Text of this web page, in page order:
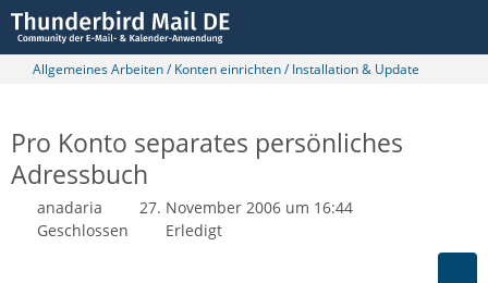
Allgemeines Arbeiten / Konten einrichten / Installation & Update
Pro Konto separates persönliches
Adressbuch
anadaria
27. November 2006 um 16:44
Geschlossen
Erledigt